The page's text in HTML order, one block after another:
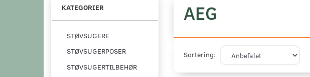
KATEGORIER
STØVSUGERE
STØVSUGERPOSER
STØVSUGERTILBEHØR
AEG
Sortering: